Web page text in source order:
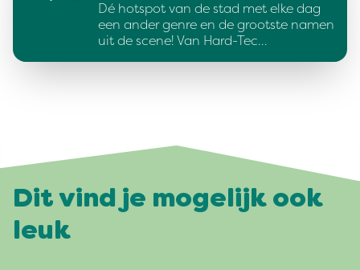
Dé hotspot van de stad met elke dag
een ander genre en de grootste namen
uit de scene! Van Hard-Tec…
Dit vind je mogelijk ook
leuk